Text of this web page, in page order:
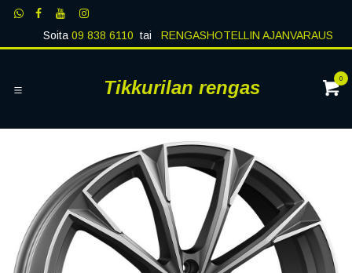
Siirry sisältöön
Soita09 838 6110 tai RENGASHOTELLIN AJANVARAUS
Tikkurilan rengas 0